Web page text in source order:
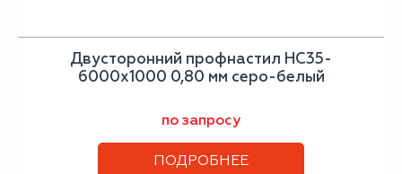
Двусторонний профнастил НС35-
6000х1000 0,80 мм серо-белый
по запросу
ПОДРОБНЕЕ